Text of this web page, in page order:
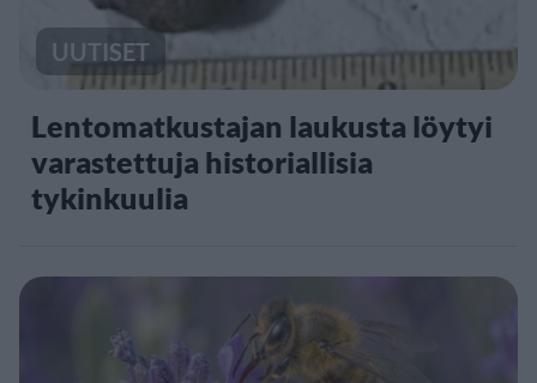
UUTISET
Lentomatkustajan laukusta löytyi
varastettuja historiallisia
tykinkuulia